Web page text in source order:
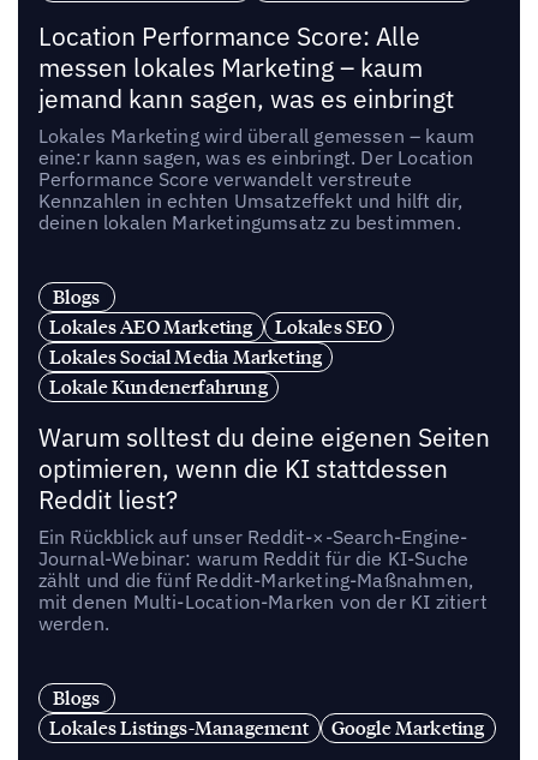
Location Performance Score: Alle
messen lokales Marketing – kaum
jemand kann sagen, was es einbringt
Lokales Marketing wird überall gemessen – kaum
eine:r kann sagen, was es einbringt. Der Location
Performance Score verwandelt verstreute
Kennzahlen in echten Umsatzeffekt und hilft dir,
deinen lokalen Marketingumsatz zu bestimmen.
Blogs
Lokales AEO Marketing
Lokales SEO
Lokales Social Media Marketing
Lokale Kundenerfahrung
Warum solltest du deine eigenen Seiten
optimieren, wenn die KI stattdessen
Reddit liest?
Ein Rückblick auf unser Reddit-×-Search-Engine-
Journal-Webinar: warum Reddit für die KI-Suche
zählt und die fünf Reddit-Marketing-Maßnahmen,
mit denen Multi-Location-Marken von der KI zitiert
werden.
Blogs
Lokales Listings-Management
Google Marketing